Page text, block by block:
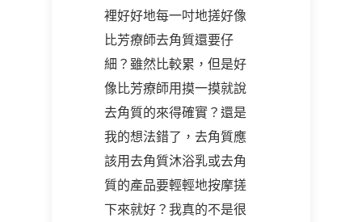
裡好好地每一吋地搓好像
比芳療師去角質還要仔
細？雖然比較累，但是好
像比芳療師用摸一摸就說
去角質的來得確實？還是
我的想法錯了，去角質應
該用去角質沐浴乳或去角
質的產品要輕輕地按摩搓
下來就好？我真的不是很